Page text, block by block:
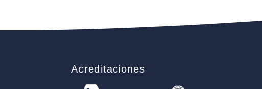
Acreditaciones